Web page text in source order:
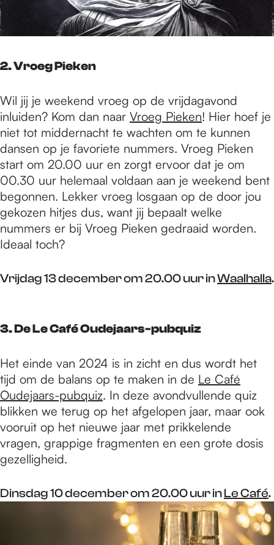
2. Vroeg Pieken
Wil jij je weekend vroeg op de vrijdagavond
inluiden? Kom dan naar Vroeg Pieken! Hier hoef je
niet tot middernacht te wachten om te kunnen
dansen op je favoriete nummers. Vroeg Pieken
start om 20.00 uur en zorgt ervoor dat je om
00.30 uur helemaal voldaan aan je weekend bent
begonnen. Lekker vroeg losgaan op de door jou
gekozen hitjes dus, want jij bepaalt welke
nummers er bij Vroeg Pieken gedraaid worden.
Ideaal toch?
Vrijdag 13 december om 20.00 uur inWaalhalla.
3. De Le Café Oudejaars-pubquiz
Het einde van 2024 is in zicht en dus wordt het
tijd om de balans op te maken in de Le Café
Oudejaars-pubquiz. In deze avondvullende quiz
blikken we terug op het afgelopen jaar, maar ook
vooruit op het nieuwe jaar met prikkelende
vragen, grappige fragmenten en een grote dosis
gezelligheid.
Dinsdag 10 december om 20.00 uur inLe Café.